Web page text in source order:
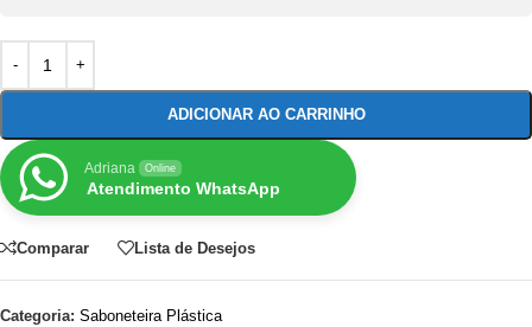
ADICIONAR AO CARRINHO
Adriana Online
Atendimento WhatsApp
Comparar Lista de Desejos
Categoria: Saboneteira Plástica